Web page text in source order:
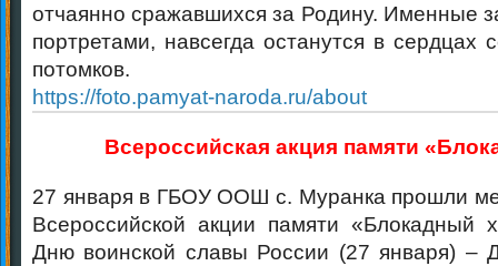
отчаянно сражавшихся за Родину. Именные
портретами, навсегда останутся в сердцах
потомков.
https://foto.pamyat-naroda.ru/about
Всероссийская акция памяти
27 января в ГБОУ ООШ с. Муранка прошли
Всероссийской акции памяти «Блокадный
Дню воинской славы России (27 января) –